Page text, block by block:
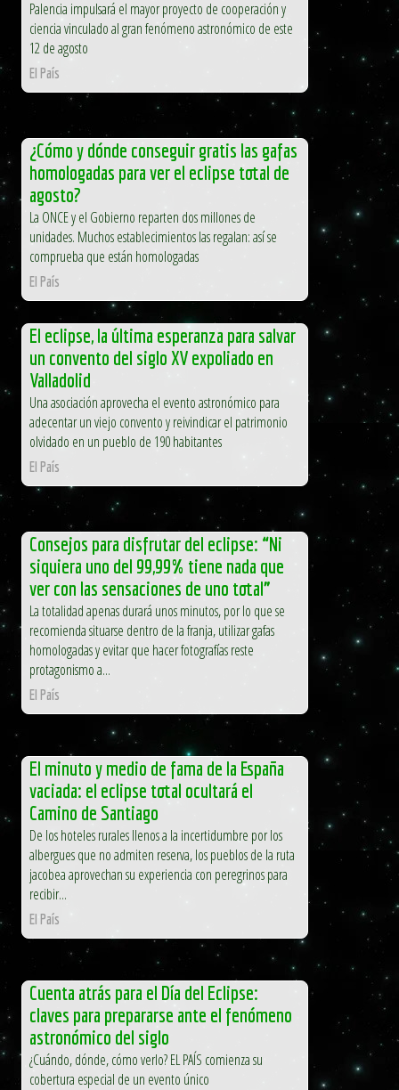
Palencia impulsará el mayor proyecto de cooperación y
ciencia vinculado al gran fenómeno astronómico de este
12 de agosto
El País
¿Cómo y dónde conseguir gratis las gafas
homologadas para ver el eclipse total de
agosto?
La ONCE y el Gobierno reparten dos millones de
unidades. Muchos establecimientos las regalan: así se
comprueba que están homologadas
El País
El eclipse, la última esperanza para salvar
un convento del siglo XV expoliado en
Valladolid
Una asociación aprovecha el evento astronómico para
adecentar un viejo convento y reivindicar el patrimonio
olvidado en un pueblo de 190 habitantes
El País
Consejos para disfrutar del eclipse: “Ni
siquiera uno del 99,99% tiene nada que
ver con las sensaciones de uno total”
La totalidad apenas durará unos minutos, por lo que se
recomienda situarse dentro de la franja, utilizar gafas
homologadas y evitar que hacer fotografías reste
protagonismo a...
El País
El minuto y medio de fama de la España
vaciada: el eclipse total ocultará el
Camino de Santiago
De los hoteles rurales llenos a la incertidumbre por los
albergues que no admiten reserva, los pueblos de la ruta
jacobea aprovechan su experiencia con peregrinos para
recibir...
El País
Cuenta atrás para el Día del Eclipse:
claves para prepararse ante el fenómeno
astronómico del siglo
¿Cuándo, dónde, cómo verlo? EL PAÍS comienza su
cobertura especial de un evento único